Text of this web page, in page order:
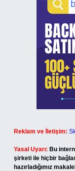
Reklam ve İletişim:
Yasal Uyarı: Bu
şirketi ile hiçbir
hazırladığımız